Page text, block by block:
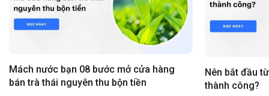
Mách nước bạn 08 bước mở cửa hàng
bán trà thái nguyên thu bộn tiền
Nên bắt đầu
thành công?